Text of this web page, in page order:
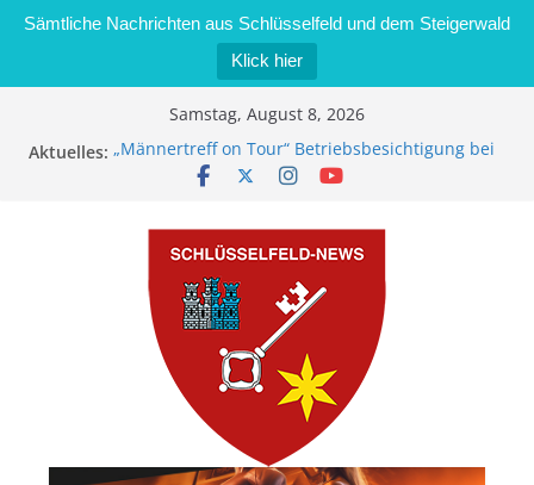
Sämtliche Nachrichten aus Schlüsselfeld und dem Steigerwald
Klick hier
Samstag, August 8, 2026
Aktuelles: „Männertreff on Tour“ Betriebsbesichtigung bei
der Schreinerei Zimmermann GmbH
Kontrolle
Kindergartenplätze an
Dieseldiebstahl im Wert von 600 Euro